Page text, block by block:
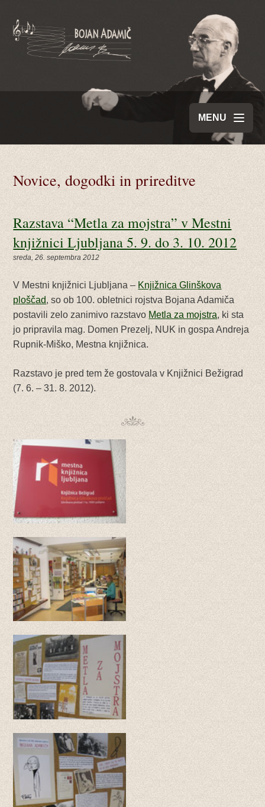
MENU
Novice, dogodki in prireditve
Razstava “Metla za mojstra” v Mestni
knjižnici Ljubljana 5. 9. do 3. 10. 2012
sreda, 26. septembra 2012
V Mestni knjižnici Ljubljana – Knjižnica Glinškova
ploščad, so ob 100. obletnici rojstva Bojana Adamiča
postavili zelo zanimivo razstavo Metla za mojstra, ki sta
jo pripravila mag. Domen Prezelj, NUK in gospa Andreja
Rupnik-Miško, Mestna knjižnica.
Razstavo je pred tem že gostovala v Knjižnici Bežigrad
(7. 6. – 31. 8. 2012).